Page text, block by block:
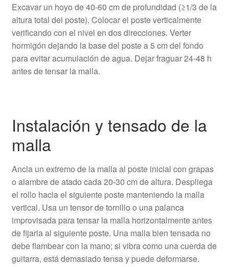
Excavar un hoyo de 40-60 cm de profundidad (≥1/3 de la
altura total del poste). Colocar el poste verticalmente
verificando con el nivel en dos direcciones. Verter
hormigón dejando la base del poste a 5 cm del fondo
para evitar acumulación de agua. Dejar fraguar 24-48 h
antes de tensar la malla.
Instalación y tensado de la
malla
Ancla un extremo de la malla al poste inicial con grapas
o alambre de atado cada 20-30 cm de altura. Despliega
el rollo hacia el siguiente poste manteniendo la malla
vertical. Usa un tensor de tornillo o una palanca
improvisada para tensar la malla horizontalmente antes
de fijarla al siguiente poste. Una malla bien tensada no
debe flambear con la mano; si vibra como una cuerda de
guitarra, está demasiado tensa y puede deformarse.